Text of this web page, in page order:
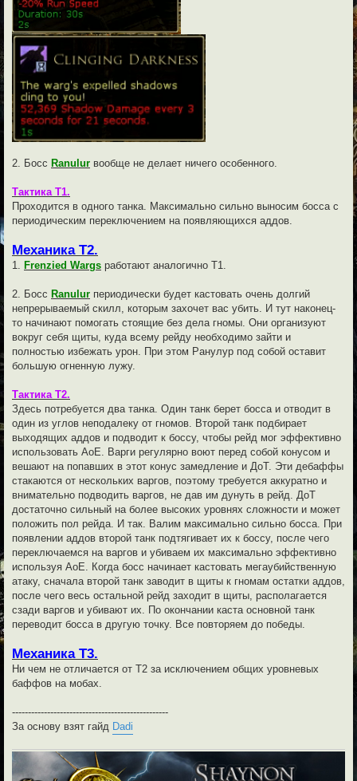
2. Босс Ranulur вообще не делает ничего особенного.
Тактика Т1.
Проходится в одного танка. Максимально сильно выносим босса с
периодическим переключением на появляющихся аддов.
Механика Т2.
1. Frenzied Wargs работают аналогично Т1.
2. Босс Ranulur периодически будет кастовать очень долгий
непрерываемый скилл, которым захочет вас убить. И тут наконец-
то начинают помогать стоящие без дела гномы. Они организуют
вокруг себя щиты, куда всему рейду необходимо зайти и
полностью избежать урон. При этом Ранулур под собой оставит
большую огненную лужу.
Тактика Т2.
Здесь потребуется два танка. Один танк берет босса и отводит в
один из углов неподалеку от гномов. Второй танк подбирает
выходящих аддов и подводит к боссу, чтобы рейд мог эффективно
использовать АоЕ. Варги регулярно воют перед собой конусом и
вешают на попавших в этот конус замедление и ДоТ. Эти дебаффы
стакаются от нескольких варгов, поэтому требуется аккуратно и
внимательно подводить варгов, не дав им дунуть в рейд. ДоТ
достаточно сильный на более высоких уровнях сложности и может
положить пол рейда. И так. Валим максимально сильно босса. При
появлении аддов второй танк подтягивает их к боссу, после чего
переключаемся на варгов и убиваем их максимально эффективно
используя АоЕ. Когда босс начинает кастовать мегаубийственную
атаку, сначала второй танк заводит в щиты к гномам остатки аддов,
после чего весь остальной рейд заходит в щиты, располагается
сзади варгов и убивают их. По окончании каста основной танк
переводит босса в другую точку. Все повторяем до победы.
Механика Т3.
Ни чем не отличается от Т2 за исключением общих уровневых
баффов на мобах.
-------------------------------------------------
За основу взят гайд Dadi